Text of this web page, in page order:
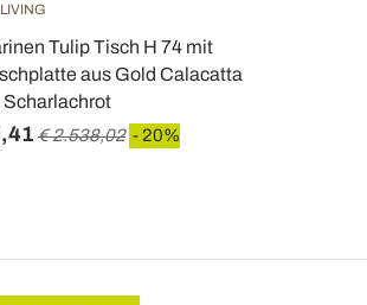
Tulip Tisch H 74 mit
aus Gold Calacatta
Scharlachrot
€ 2.538,02 - 20%